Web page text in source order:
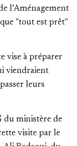
l’Aménagement
"tout est prêt"
vise à préparer
viendraient
leurs
du ministère de
visite par le